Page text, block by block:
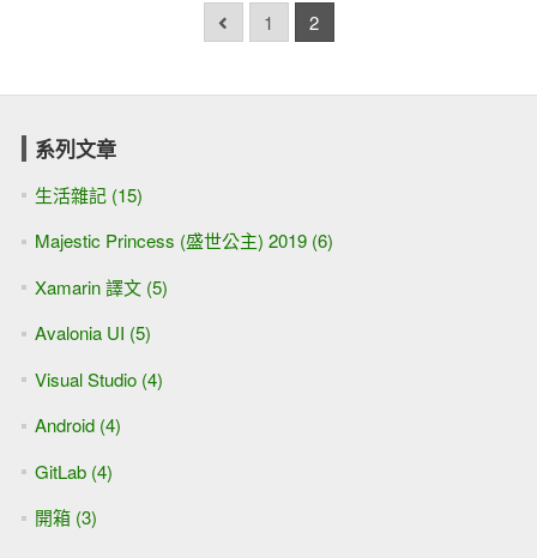
1 2
系列文章
生活雜記 (15)
Majestic Princess (盛世公主) 2019 (6)
Xamarin 譯文 (5)
Avalonia UI (5)
Visual Studio (4)
Android (4)
GitLab (4)
開箱 (3)